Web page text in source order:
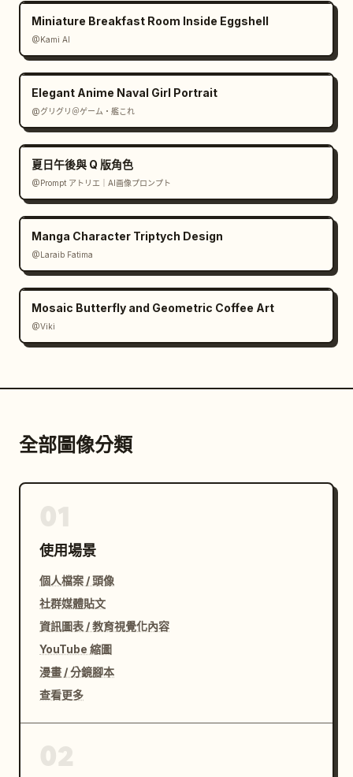
Miniature Breakfast Room Inside Eggshell
@Kami AI
Elegant Anime Naval Girl Portrait
@グリグリ＠ゲーム・艦これ
夏日午後與 Q 版角色
@Prompt アトリエ｜AI画像プロンプト
Manga Character Triptych Design
@Laraib Fatima‎
Mosaic Butterfly and Geometric Coffee Art
@Viki
全部圖像分類
使用場景
個人檔案 / 頭像
社群媒體貼文
資訊圖表 / 教育視覺化內容
YouTube 縮圖
漫畫 / 分鏡腳本
查看更多